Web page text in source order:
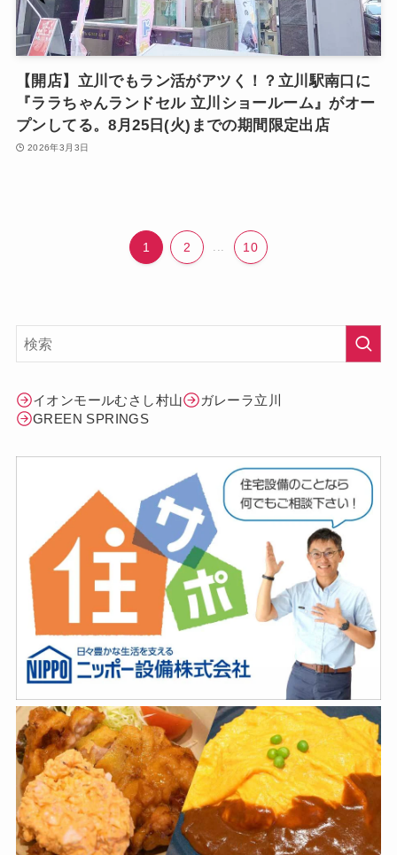
【開店】立川でもラン活がアツく！？立川駅南口に
『ララちゃんランドセル 立川ショールーム』がオー
プンしてる。8月25日(火)までの期間限定出店
2026年3月3日
1 2 ... 10
イオンモールむさし村山
ガレーラ立川
GREEN SPRINGS